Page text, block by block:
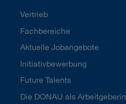
Vertrieb
Fachbereiche
Aktuelle Jobangebote
Initiativbewerbung
Future Talents
Die DONAU als Arbeitgeberin